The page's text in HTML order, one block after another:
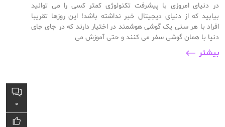
در دنیای امروزی با پیشرفت تکنولوژی کمتر کسی را می توانید
بیابید که از دنیای دیجیتال خبر نداشته باشد! این روزها تقریبا
افراد با هر سنی یک گوشی هوشمند در اختیار دارند که در جای جای
دنیا با همان گوشی سفر می کنند و حتی آموزش می
بیشتر
0